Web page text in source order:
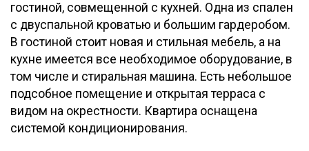
гостиной, совмещенной с кухней. Одна из спален
с двуспальной кроватью и большим гардеробом.
В гостиной стоит новая и стильная мебель, а на
кухне имеется все необходимое оборудование, в
том числе и стиральная машина. Есть небольшое
подсобное помещение и открытая терраса с
видом на окрестности. Квартира оснащена
системой кондиционирования.